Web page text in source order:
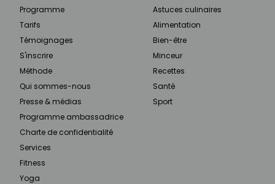
Programme
Tarifs
Témoignages
S'inscrire
Méthode
Qui sommes-nous
Presse & médias
Programme ambassadrice
Charte de confidentialité
Services
Fitness
Yoga
Astuces culinaires
Alimentation
Bien-être
Minceur
Recettes
Santé
Sport